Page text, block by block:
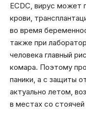
ECDC, вирус может
крови,
во время
также при
человека главный
комара. Поэтому
паники, а с защиты
актуально летом,
в местах со